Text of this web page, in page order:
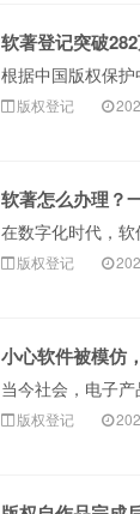
版权登记
版权登记
小心软件被模仿
版权登记